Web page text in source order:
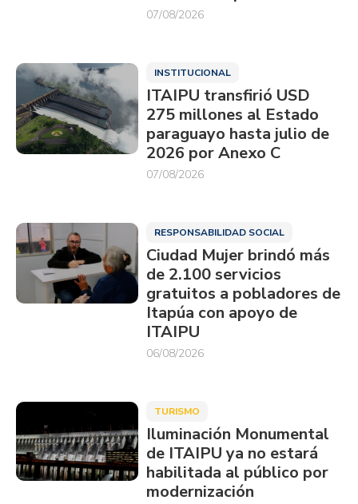
07/08/2026
INSTITUCIONAL
ITAIPU transfirió USD
275 millones al Estado
paraguayo hasta julio de
2026 por Anexo C
07/08/2026
RESPONSABILIDAD SOCIAL
Ciudad Mujer brindó más
de 2.100 servicios
gratuitos a pobladores de
Itapúa con apoyo de
ITAIPU
06/08/2026
TURISMO
Iluminación Monumental
de ITAIPU ya no estará
habilitada al público por
modernización